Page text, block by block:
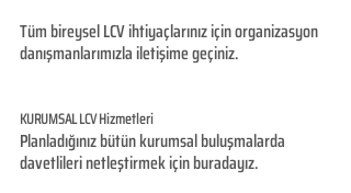
Tüm bireysel LCV ihtiyaçlarınız için organizasyon
danışmanlarımızla iletişime geçiniz.
KURUMSAL LCV Hizmetleri
Planladığınız bütün kurumsal buluşmalarda
davetlileri netleştirmek için buradayız.